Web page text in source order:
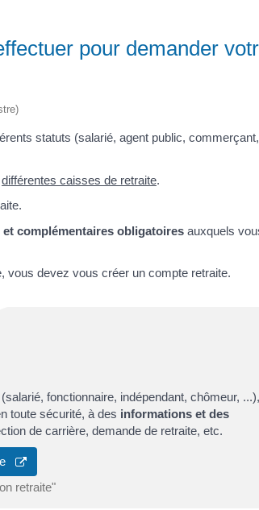
pour demander
statuts (salarié, agent public, commerçant,
différentes caisses de retraite.
complémentaires obligatoires auxquels
vous devez vous créer un compte retraite.
(salarié, fonctionnaire, indépendant, chômeur, ...),
toute sécurité, à des informations et des
de carrière, demande de retraite, etc.
retraite"